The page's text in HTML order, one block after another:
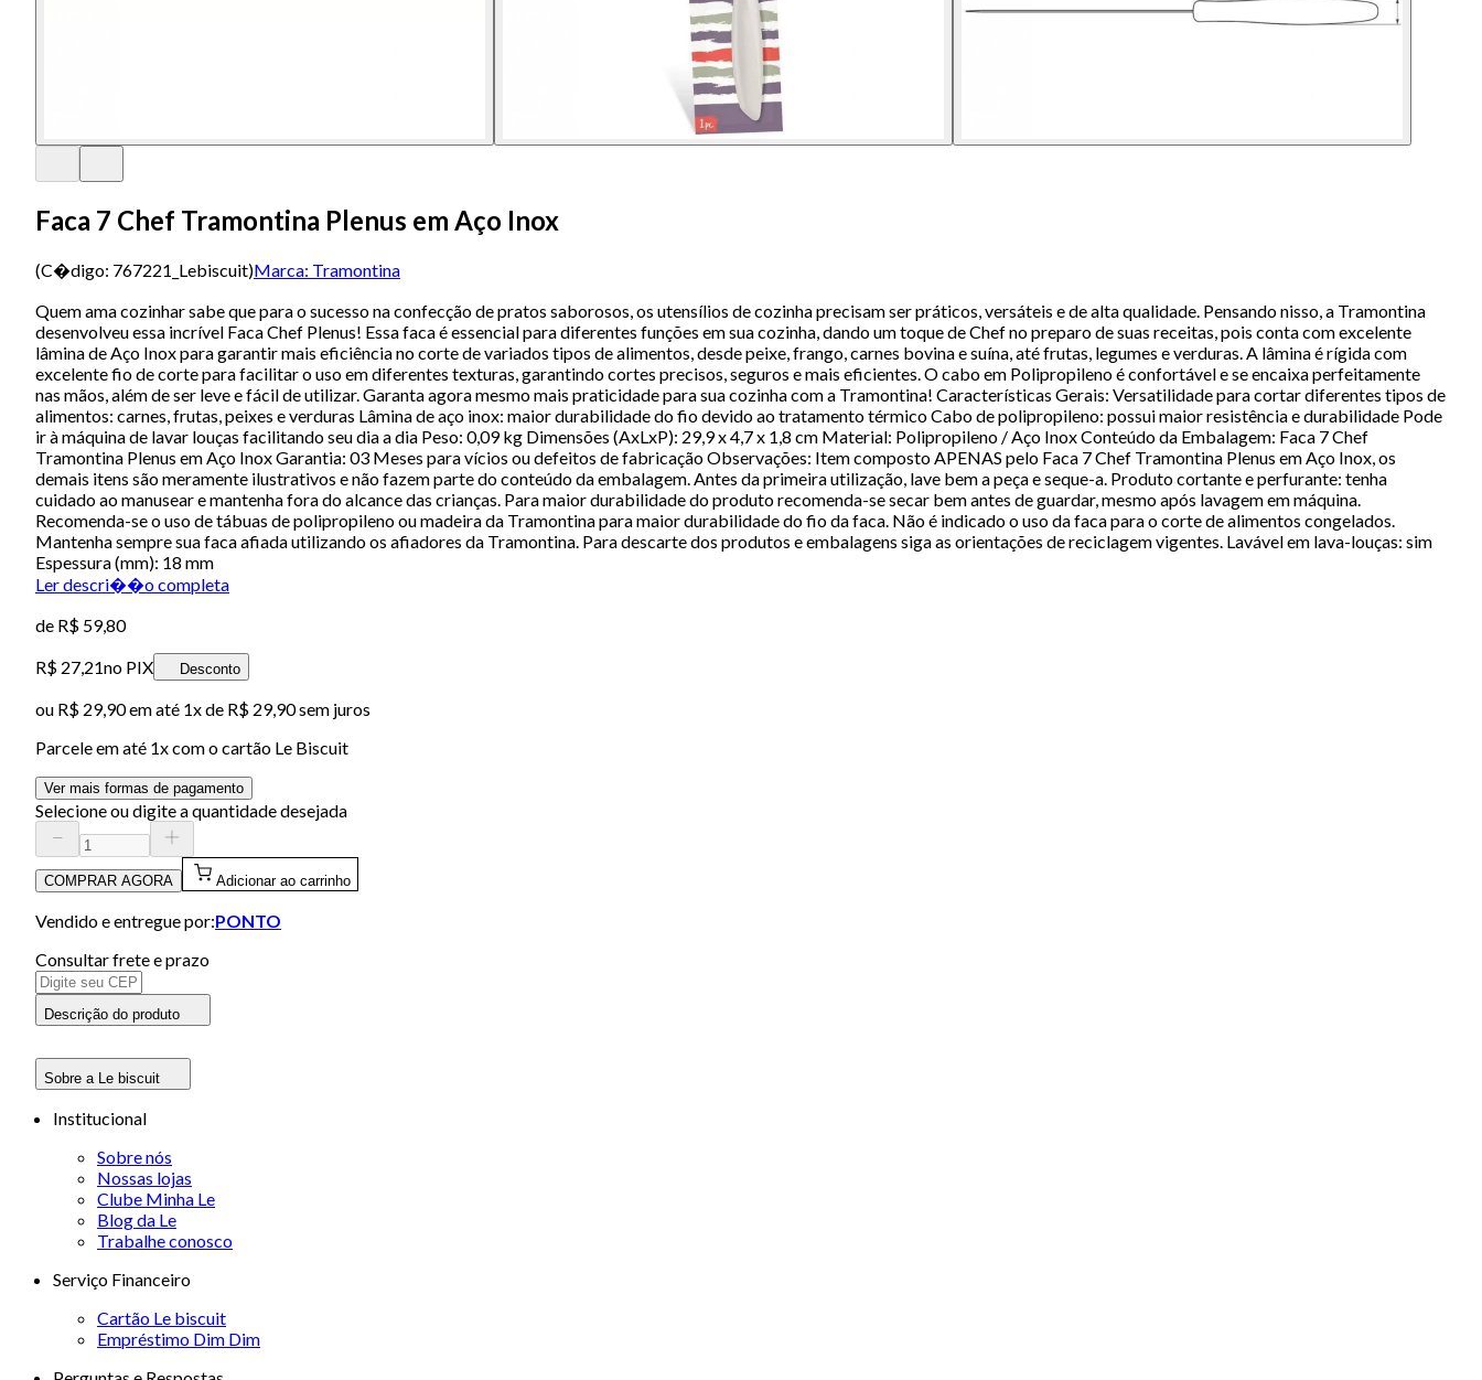
Faca 7 Chef Tramontina Plenus em Aço Inox
(C�digo: 767221_Lebiscuit)Marca: Tramontina
Quem ama cozinhar sabe que para o sucesso na confecção de pratos saborosos, os utensílios de cozinha precisam ser práticos, versáteis e de alta qualidade. Pensando nisso, a Tramontina
desenvolveu essa incrível Faca Chef Plenus! Essa faca é essencial para diferentes funções em sua cozinha, dando um toque de Chef no preparo de suas receitas, pois conta com excelente
lâmina de Aço Inox para garantir mais eficiência no corte de variados tipos de alimentos, desde peixe, frango, carnes bovina e suína, até frutas, legumes e verduras. A lâmina é rígida com
excelente fio de corte para facilitar o uso em diferentes texturas, garantindo cortes precisos, seguros e mais eficientes. O cabo em Polipropileno é confortável e se encaixa perfeitamente
nas mãos, além de ser leve e fácil de utilizar. Garanta agora mesmo mais praticidade para sua cozinha com a Tramontina! Características Gerais: Versatilidade para cortar diferentes tipos de
alimentos: carnes, frutas, peixes e verduras Lâmina de aço inox: maior durabilidade do fio devido ao tratamento térmico Cabo de polipropileno: possui maior resistência e durabilidade Pode
ir à máquina de lavar louças facilitando seu dia a dia Peso: 0,09 kg Dimensões (AxLxP): 29,9 x 4,7 x 1,8 cm Material: Polipropileno / Aço Inox Conteúdo da Embalagem: Faca 7 Chef
Tramontina Plenus em Aço Inox Garantia: 03 Meses para vícios ou defeitos de fabricação Observações: Item composto APENAS pelo Faca 7 Chef Tramontina Plenus em Aço Inox, os
demais itens são meramente ilustrativos e não fazem parte do conteúdo da embalagem. Antes da primeira utilização, lave bem a peça e seque-a. Produto cortante e perfurante: tenha
cuidado ao manusear e mantenha fora do alcance das crianças. Para maior durabilidade do produto recomenda-se secar bem antes de guardar, mesmo após lavagem em máquina.
Recomenda-se o uso de tábuas de polipropileno ou madeira da Tramontina para maior durabilidade do fio da faca. Não é indicado o uso da faca para o corte de alimentos congelados.
Mantenha sempre sua faca afiada utilizando os afiadores da Tramontina. Para descarte dos produtos e embalagens siga as orientações de reciclagem vigentes. Lavável em lava-louças: sim
Espessura (mm): 18 mm
Ler descri��o completa
de R$ 59,80
R$ 27,21no PIX Desconto
ou R$ 29,90em até 1x de R$ 29,90sem juros
Parcele em até 1x com o cartão Le Biscuit
Ver mais formas de pagamento
Selecione ou digite a quantidade desejada
COMPRAR AGORA Adicionar ao carrinho
Vendido e entregue por:PONTO
Consultar frete e prazo
Descrição do produto
Sobre a Le biscuit
Institucional
Sobre nós
Nossas lojas
Clube Minha Le
Blog da Le
Trabalhe conosco
Serviço Financeiro
Cartão Le biscuit
Empréstimo Dim Dim